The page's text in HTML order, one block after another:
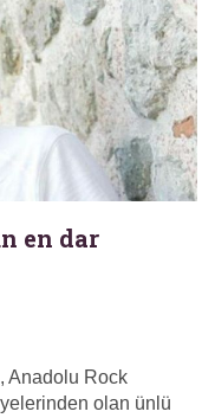
en dar
Anadolu Rock
olan ünlü